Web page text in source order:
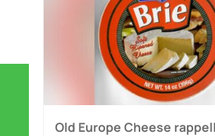
Old Europe Cheese